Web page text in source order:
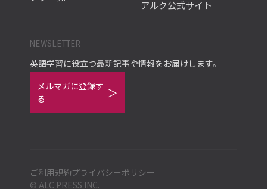
アルク公式サイト
NEWSLETTER
英語学習に役立つ最新記事や情報をお届けします。
メルマガに登録す
る
ご利用規約プライバシーポリシー
© ALC PRESS INC.